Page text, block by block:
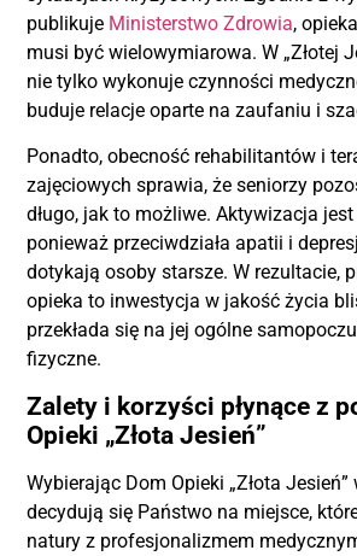
publikuje Ministerstwo Zdrowia,
musi być wielowymiarowa. W „Złotej
nie tylko wykonuje czynności
buduje relacje oparte na zaufaniu i
Ponadto, obecność rehabilitantów i
zajęciowych sprawia, że seniorzy
długo, jak to możliwe. Aktywizacja
ponieważ przeciwdziała apatii i
dotykają osoby starsze. W rezultacie,
opieka to inwestycja w jakość życia
przekłada się na jej ogólne
fizyczne.
Zalety i korzyści płynące z
Opieki „Złota Jesień”
Wybierając Dom Opieki „Złota
decydują się Państwo na miejsce,
natury z profesjonalizmem